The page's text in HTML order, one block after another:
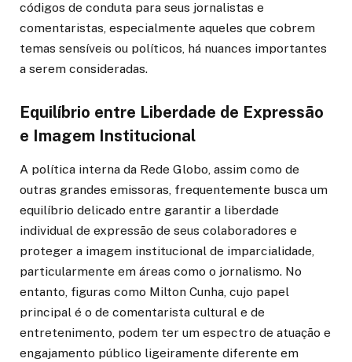
códigos de conduta para seus jornalistas e
comentaristas, especialmente aqueles que cobrem
temas sensíveis ou políticos, há nuances importantes
a serem consideradas.
Equilíbrio entre Liberdade de Expressão
e Imagem Institucional
A política interna da Rede Globo, assim como de
outras grandes emissoras, frequentemente busca um
equilíbrio delicado entre garantir a liberdade
individual de expressão de seus colaboradores e
proteger a imagem institucional de imparcialidade,
particularmente em áreas como o jornalismo. No
entanto, figuras como Milton Cunha, cujo papel
principal é o de comentarista cultural e de
entretenimento, podem ter um espectro de atuação e
engajamento público ligeiramente diferente em